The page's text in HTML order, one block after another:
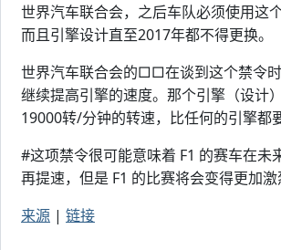
世界汽车联合会，之后车队必须使用这
而且引擎设计直至2017年都不得更换。
世界汽车联合会的□□在谈到这个禁令
继续提高引擎的速度。那个引擎（设计
19000转/分钟的转速，比任何的引擎都
#这项禁令很可能意味着 F1 的赛车在未
再提速，但是 F1 的比赛将会变得更加激
来源 | 链接